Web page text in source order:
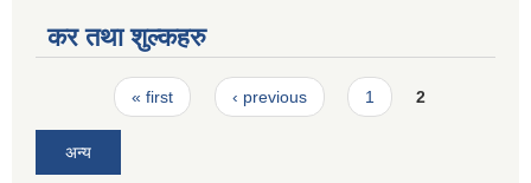
कर तथा शुल्कहरु
Pages« first ‹ previous 1 2
अन्य